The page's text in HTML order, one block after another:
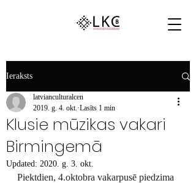
Ieraksts
Klusie mūzikas vakari
Birmingemā
latvianculturalcen
2019. g. 4. okt. Lasīts 1 min
Updated: 2020. g. 3. okt.
Piektdien, 4.oktobra vakarpusē piedzima